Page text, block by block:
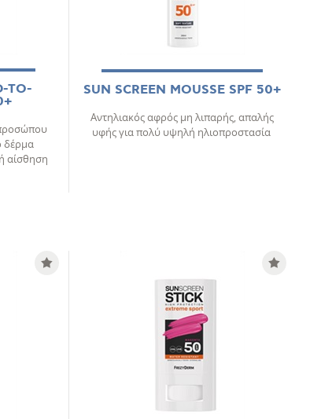
TO-
δέρμα
αίσθηση
SUN SCREEN MOUSSE SPF 50+
Αντηλιακός αφρός μη λιπαρής, απαλής
υφής για πολύ υψηλή ηλιοπροστασία